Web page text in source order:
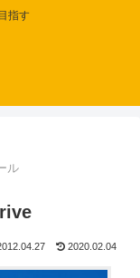
指す
ル
2020.02.04